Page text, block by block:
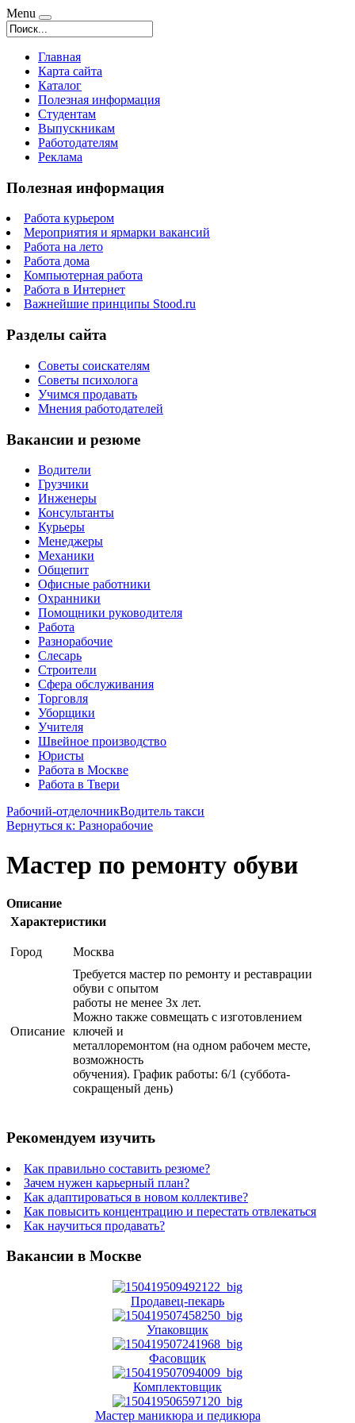
Menu
Главная
Карта сайта
Каталог
Полезная информация
Студентам
Выпускникам
Работодателям
Реклама
Полезная информация
Работа курьером
Мероприятия и ярмарки вакансий
Работа на лето
Работа дома
Компьютерная работа
Работа в Интернет
Важнейшие принципы Stood.ru
Разделы сайта
Советы соискателям
Советы психолога
Учимся продавать
Мнения работодателей
Вакансии и резюме
Водители
Грузчики
Инженеры
Консультанты
Курьеры
Менеджеры
Механики
Общепит
Офисные работники
Охранники
Помощники руководителя
Работа
Разнорабочие
Слесарь
Строители
Сфера обслуживания
Торговля
Уборщики
Учителя
Швейное производство
Юристы
Работа в Москве
Работа в Твери
Рабочий-отделочникВодитель такси
Вернуться к: Разнорабочие
Мастер по ремонту обуви
Описание
Характеристики
Город Москва
Описание
Требуется мастер по ремонту и реставрации
обуви с опытом
работы не менее 3х лет.
Можно также совмещать с изготовлением
ключей и
металлоремонтом (на одном рабочем месте,
возможность
обучения). График работы: 6/1 (суббота-
сокращеный день)
Рекомендуем изучить
Как правильно составить резюме?
Зачем нужен карьерный план?
Как адаптироваться в новом коллективе?
Как повысить концентрацию и перестать отвлекаться
Как научиться продавать?
Вакансии в Москве
Продавец-пекарь
Упаковщик
Фасовщик
Комплектовщик
Мастер маникюра и педикюра